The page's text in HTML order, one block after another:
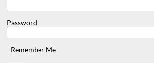
Password
Remember Me